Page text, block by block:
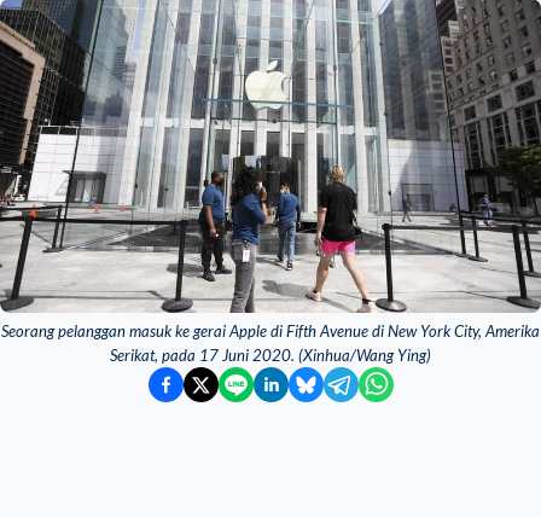
Seorang pelanggan masuk ke gerai Apple di Fifth Avenue di New York City, Amerika
Serikat, pada 17 Juni 2020. (Xinhua/Wang Ying)